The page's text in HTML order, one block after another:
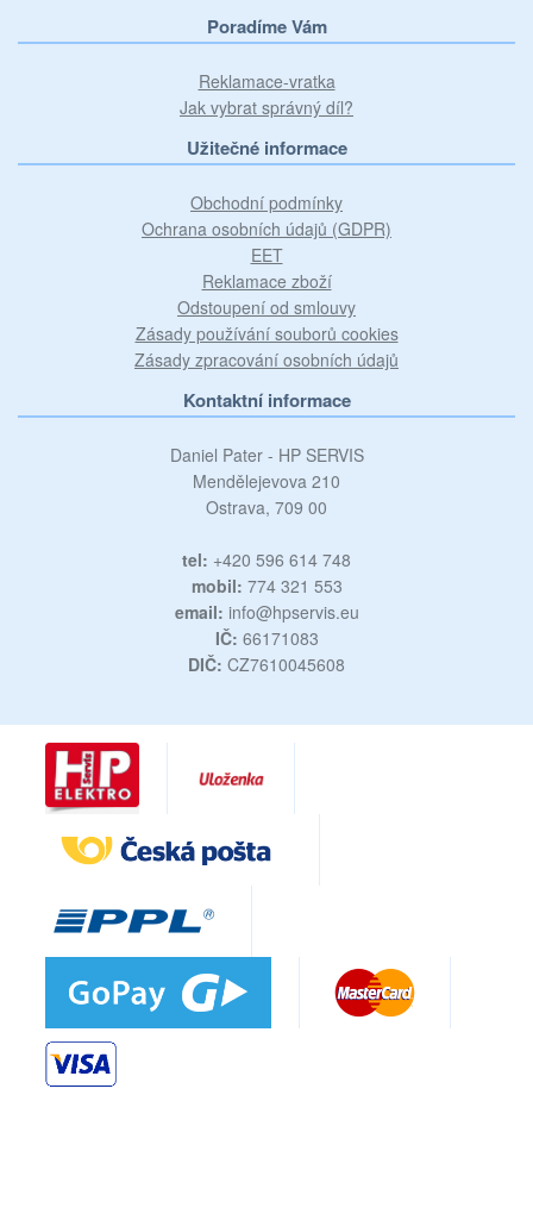
Poradíme Vám
Reklamace-vratka
Jak vybrat správný díl?
Užitečné informace
Obchodní podmínky
Ochrana osobních údajů (GDPR)
EET
Reklamace zboží
Odstoupení od smlouvy
Zásady používání souborů cookies
Zásady zpracování osobních údajů
Kontaktní informace
Daniel Pater - HP SERVIS
Mendělejevova 210
Ostrava, 709 00
tel: +420 596 614 748
mobil: 774 321 553
email: info@hpservis.eu
IČ: 66171083
DIČ: CZ7610045608